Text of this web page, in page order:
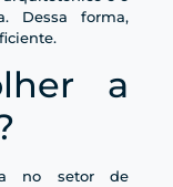
Dessa forma,
a
no setor de